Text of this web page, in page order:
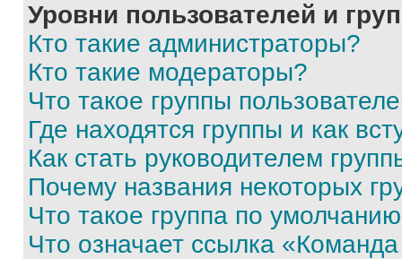
Уровни пользователей и
Кто такие администраторы?
Кто такие модераторы?
Что такое группы
Где находятся группы и как
Как стать руководителем
Почему названия некоторых
Что такое группа по
Что означает ссылка